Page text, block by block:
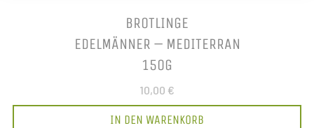
BROTLINGE
EDELMÄNNER – MEDITERRAN
150G
10,00 €
IN DEN WARENKORB